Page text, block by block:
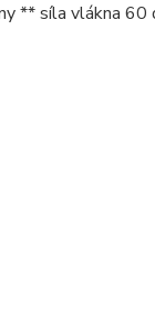
** síla vlákna